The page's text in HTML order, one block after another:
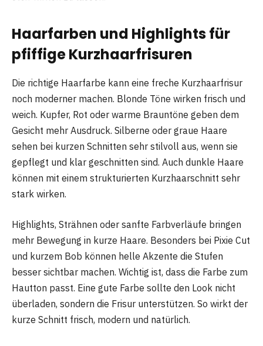
Haarfarben und Highlights für
pfiffige Kurzhaarfrisuren
Die richtige Haarfarbe kann eine freche Kurzhaarfrisur
noch moderner machen. Blonde Töne wirken frisch und
weich. Kupfer, Rot oder warme Brauntöne geben dem
Gesicht mehr Ausdruck. Silberne oder graue Haare
sehen bei kurzen Schnitten sehr stilvoll aus, wenn sie
gepflegt und klar geschnitten sind. Auch dunkle Haare
können mit einem strukturierten Kurzhaarschnitt sehr
stark wirken.
Highlights, Strähnen oder sanfte Farbverläufe bringen
mehr Bewegung in kurze Haare. Besonders bei Pixie Cut
und kurzem Bob können helle Akzente die Stufen
besser sichtbar machen. Wichtig ist, dass die Farbe zum
Hautton passt. Eine gute Farbe sollte den Look nicht
überladen, sondern die Frisur unterstützen. So wirkt der
kurze Schnitt frisch, modern und natürlich.